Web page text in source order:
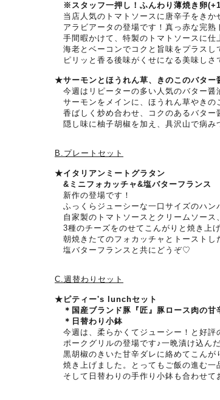
※スタッフ一押し！ふんわり薄焼き卵
当店人気のトマトソースに唐辛子をきか
アラビアータの登場です！真っ赤な完熟
手間暇かけて、特製のトマトソースに仕
海老とベーコンでコクと旨味をプラスし
ピリッと香る後味がくせになる美味しさ
★サーモンとほうれん草、きのこのバター
今週はリピーターの多い人気のバター醤
サーモンをメインに、ほうれん草やきの
香ばしく炒め合わせ、コクのあるバター
隠し味に柚子胡椒を加え、具沢山で病み
B.プレートセット
★イタリアンミートグラタン
&ミニフォカッチャ&塩バターフランス
新作の登場です！
ふっくらジューシーな一口サイズのハン
自家製のトマトソースとクリームソース、
3種のチーズをのせてこんがりと焼き上げ
朝焼きたてのフォカッチャとトーストし
塩バターフランスと共にどうぞ♡
C.週替わりセット
★ ピティー's lunchセット
＊国産ブランド豚『匠』豚ロース肉の甘
＊日替わり小鉢
今週は、柔らかくてジューシー！と好評
ポークグリルの登場です♪一晩漬け込ん
黒胡椒のきいた甘辛ダレに絡めてこんが
焼き上げました。とってもご飯の進む一
そして日替わりの手作り小鉢も合わせて